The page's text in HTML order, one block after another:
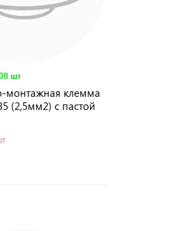
шт
монтажная клемма
(2,5мм2) с пастой